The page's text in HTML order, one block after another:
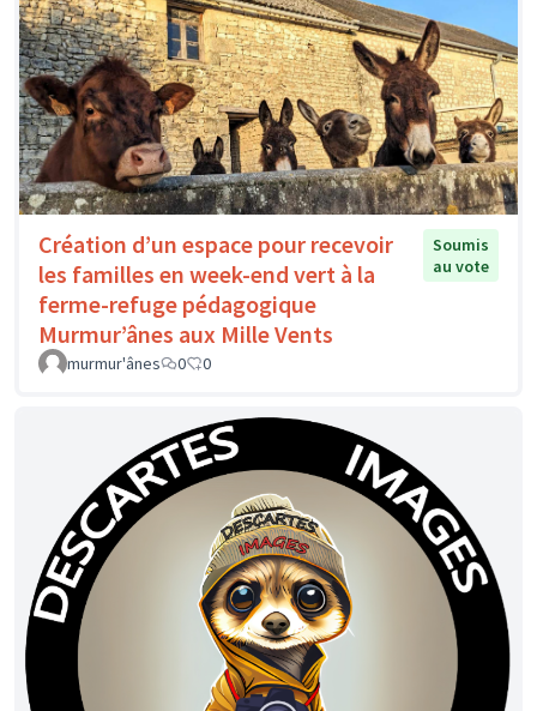
Création d’un espace pour recevoir
les familles en week-end vert à la
ferme-refuge pédagogique
Murmur’ânes aux Mille Vents
Soumis
au vote
murmur'ânes 0 0